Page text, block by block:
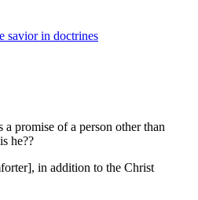
savior in doctrines
promise of a person other than
he??
in addition to the Christ